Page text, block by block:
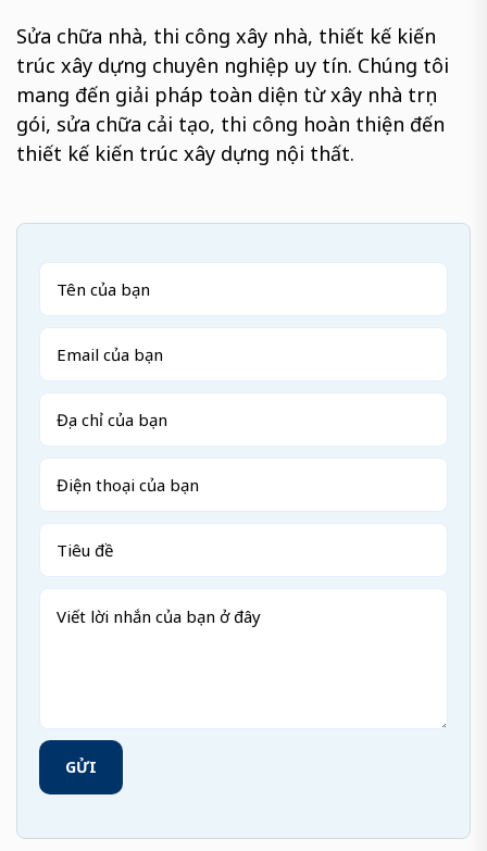
Sửa chữa nhà, thi công xây nhà, thiết kế kiến
trúc xây dựng chuyên nghiệp uy tín. Chúng tôi
mang đến giải pháp toàn diện từ xây nhà trọn
gói, sửa chữa cải tạo, thi công hoàn thiện đến
thiết kế kiến trúc xây dựng nội thất.
GỬI